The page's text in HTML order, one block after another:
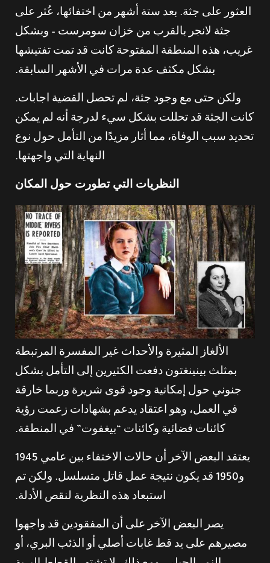
العثور على جثة. بعد ستة أشهر من اختفائها، عُثر على
جثة لانجر بالقرب من خزان سومرست – وبشكل
غريب، هذه المنطقة المفتوحة كانت قد تمت تفتيشها
بشكل مكثف عدة مرات في الأشهر السابقة.
ولكن حتى مع وجود جثة، لم تحصل القضية اجابات.
كانت الجثة قد تحللت بشكل سيء لدرجة أنه لم يمكن
تحديد سبب الوفاة، مما أثار مزيدًا من التأمل حول نوع
النهاية التي واجهتها.
النظريات التي تطورت حول المكان
الألغاز المثيرة والأحداث غير المفسرة المرتبطة
بمثلث بينينغتون دفعت الكثيرين إلى التأمل بشكل
جنوني حول إمكانية وجود قوى شريرة وربما خارقة
في العمل، وهو اعتقاد يدعم بشهادات زعمت رؤية
كائنات فضائية وكائنات “بيغفوت” في المنطقة.
يعتقد البعض الآخر أن حالات الاختفاء بين عامي 1945
و1950 قد يكون نتيجة عمل قاتل متسلسل. ولكن تم
استبعاد هذه النظرية لنقص الأدلة.
يصر البعض الآخر على أن المفقودين قد واجهوا
مصيرهم على يد قط غابات أصلي أو الذئب البري، أو